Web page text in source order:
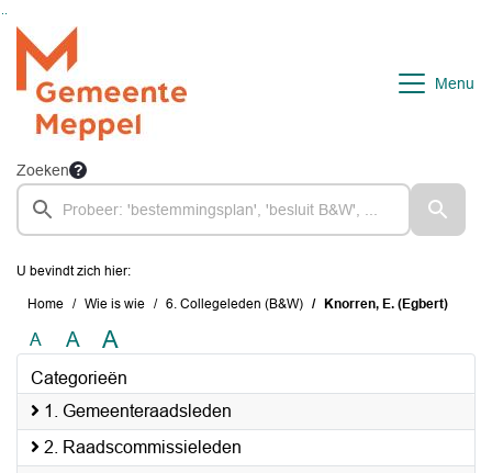
Ga naar de inhoud van deze pagina
Ga naar het zoeken
Ga naar het menu
Menu
Zoeken
U bevindt zich hier:
Home Wie is wie 6. Collegeleden (B&W) Knorren, E. (Egbert)
A A A
Categorieën
1. Gemeenteraadsleden
2. Raadscommissieleden